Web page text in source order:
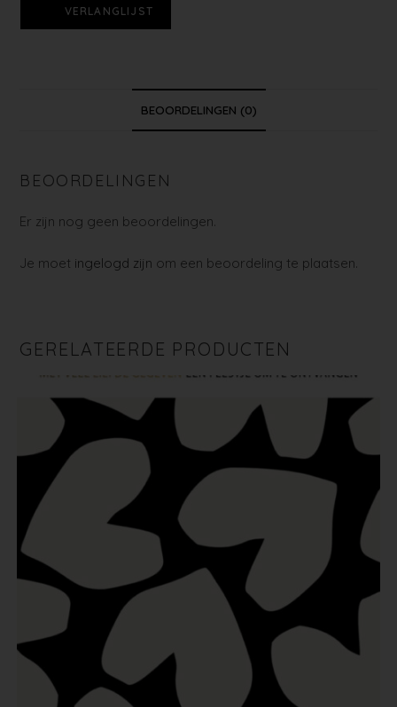
VERLANGLIJST
BEOORDELINGEN (0)
BEOORDELINGEN
Er zijn nog geen beoordelingen.
Je moet ingelogd zijn om een beoordeling te plaatsen.
GERELATEERDE PRODUCTEN